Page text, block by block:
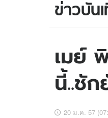
ข่าว
ข่าวบันเทิง
ข่าวกีฬา
ข่าวเศรษฐกิ
อัปเดตจีน
ข่าวบัน
เมย์
นี้..ชัก
20 ม.ค. 57